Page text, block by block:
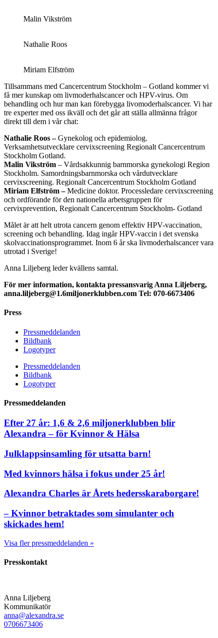
Malin Vikström
Nathalie Roos
Miriam Elfström
Tillsammans med Cancercentrum Stockholm – Gotland kommer vi
få mer kunskap om livmoderhalscancer och HPV-virus. Om
behandling och hur man kan förebygga livomoderhalscancer. Vi har
tre experter med oss ikväll och det går att ställa allmänna frågor
direkt till dem i vår chat:
Nathalie Roos –Gynekolog och epidemiolog.
Verksamhetsutvecklare cervixscreening Regionalt Cancercentrum
Stockholm Gotland.
Malin Vikström – Vårdsakkunnig barnmorska gynekologi Region
Stockholm. Samordningsbarnmorska och vårdutvecklare
cervixscreening. Regionalt Cancercentrum Stockholm Gotland
Miriam Elfström –Medicine doktor. Processledare cervixscreening
och ordförande för den nationella arbetsgruppen för
cervixprevention, Regionalt Cancercentrum Stockholm- Gotland
Målet är att helt utrota cancern genom effektiv HPV-vaccination,
screening och behandling. Idag ingår HPV-vaccin i det svenska
skolvaccinationsprogrammet. Inom 6 år ska livmoderhalscancer vara
utrotad i Sverige!
Anna Liljeberg leder kvällens samtal.
För mer information, kontakta pressansvarig Anna Liljeberg,
anna.liljeberg@1.6miljonerklubben.com Tel: 070-6673406
Press
Pressmeddelanden
Bildbank
Logotyper
Pressmeddelanden
Bildbank
Logotyper
Pressmeddelanden
Efter 27 år: 1,6 & 2,6 miljonerklubben blir
Alexandra – för Kvinnor & Hälsa
Julklappsinsamling för utsatta barn!
Med kvinnors hälsa i fokus under 25 år!
Alexandra Charles är Årets hedersskaraborgare!
– Kvinnor betraktades som simulanter och
skickades hem!
Visa fler pressmeddelanden »​
Presskontakt
Anna Liljeberg
Kommunikatör
anna@alexandra.se
0706673406